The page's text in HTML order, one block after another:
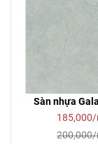
Sàn nhựa
185,000/